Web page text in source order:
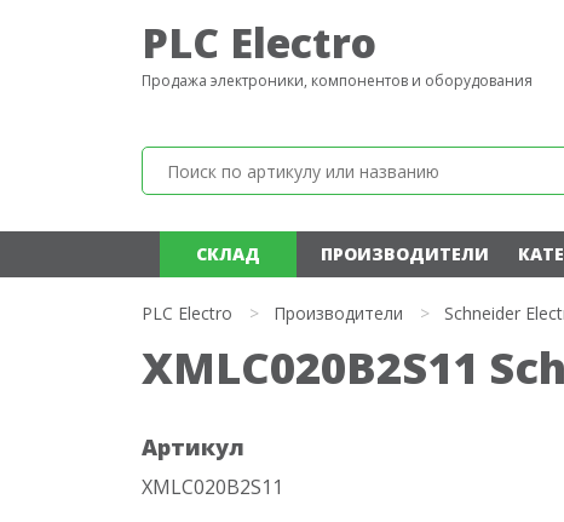
PLC Electro
Продажа электроники, компонентов и оборудования
СКЛАД ПРОИЗВОДИТЕЛИ
PLC Electro > Производители > Schneider
XMLC020B2S11
Артикул
XMLC020B2S11